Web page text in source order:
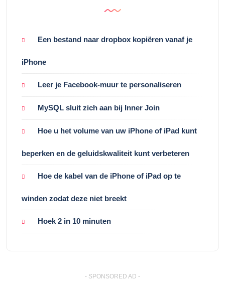
Een bestand naar dropbox kopiëren vanaf je
iPhone
Leer je Facebook-muur te personaliseren
MySQL sluit zich aan bij Inner Join
Hoe u het volume van uw iPhone of iPad kunt
beperken en de geluidskwaliteit kunt verbeteren
Hoe de kabel van de iPhone of iPad op te
winden zodat deze niet breekt
Hoek 2 in 10 minuten
- SPONSORED AD -